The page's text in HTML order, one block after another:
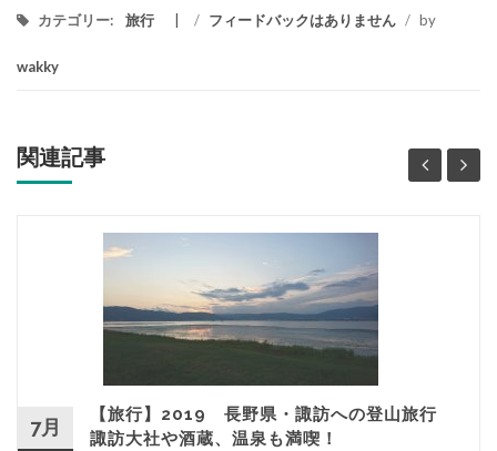
カテゴリー: 旅行 / フィードバックはありません / by
wakky
関連記事
7月
【旅行】2019 長野県・諏訪への登山旅行
諏訪大社や酒蔵、温泉も満喫！